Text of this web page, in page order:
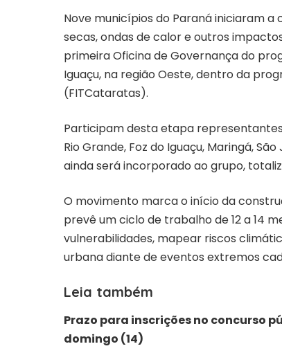
Nove municípios do Paraná iniciaram
secas, ondas de calor e outros
primeira Oficina de Governança do
Iguaçu, na região Oeste, dentro da
(FITCataratas).
Participam desta etapa
Rio Grande, Foz do Iguaçu, Maringá,
ainda será incorporado ao grupo,
O movimento marca o início da
prevê um ciclo de trabalho de 12 a 14
vulnerabilidades, mapear riscos
urbana diante de eventos extremos
Leia também
Prazo para inscrições no concurso
domingo (14)